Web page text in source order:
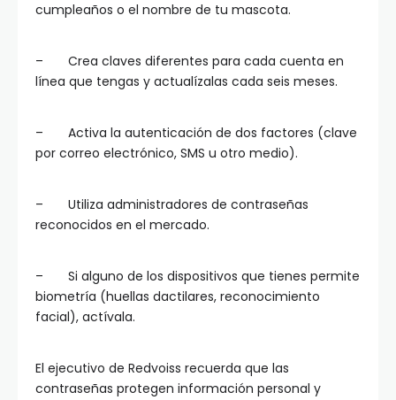
cumpleaños o el nombre de tu mascota.
– Crea claves diferentes para cada cuenta en
línea que tengas y actualízalas cada seis meses.
– Activa la autenticación de dos factores (clave
por correo electrónico, SMS u otro medio).
– Utiliza administradores de contraseñas
reconocidos en el mercado.
– Si alguno de los dispositivos que tienes permite
biometría (huellas dactilares, reconocimiento
facial), actívala.
El ejecutivo de Redvoiss recuerda que las
contraseñas protegen información personal y